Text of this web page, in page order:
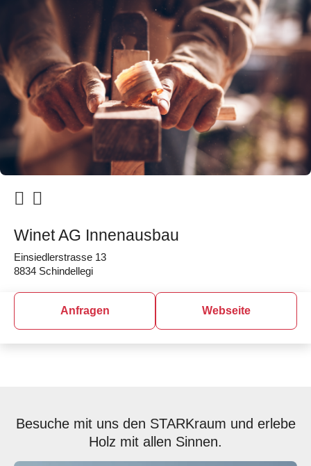
Winet AG Innenausbau
Einsiedlerstrasse 13
8834 Schindellegi
Anfragen Webseite
Besuche mit uns den STARKraum und erlebe
Holz mit allen Sinnen.